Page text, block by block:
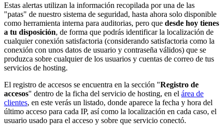
Estas alertas utilizan la información recopilada por una de las
"patas" de nuestro sistema de seguridad, hasta ahora solo disponible
como herramienta interna para auditorias, pero que desde hoy tienes
a tu disposición, de forma que podrás identificar la localización de
cualquier conexión satisfactoria (considerando satisfactoria como la
conexión con unos datos de usuario y contraseña válidos) que se
produzca sobre cualquier de los usuarios y cuentas de correo de tus
servicios de hosting.
El registro de accesos se encuentra en la sección "Registro de
accesos" dentro de la ficha del servicio de hosting, en el área de
clientes, en este verás un listado, donde aparece la fecha y hora del
último acceso para cada IP, así como la localización en cada caso, el
usuario usado para el acceso y sobre que servicio conectó.